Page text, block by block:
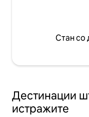
Стан со
Дестинации
истражите